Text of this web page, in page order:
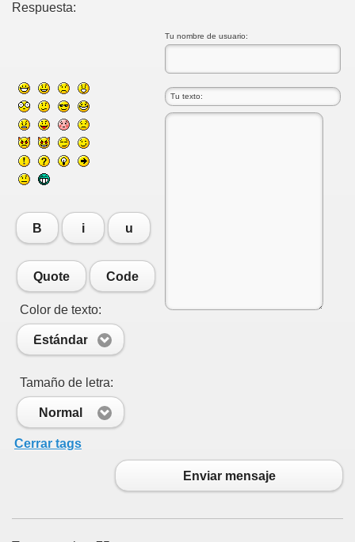
Respuesta:
Tu nombre de usuario:
B i u
Quote Code
Color de texto:
Estándar
Tamaño de letra:
Normal
Cerrar tags
Enviar mensaje